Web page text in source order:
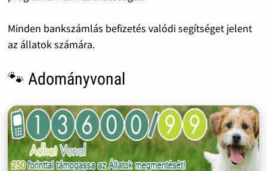
Minden bankszámlás befizetés valódi segítséget jelent
az állatok számára.
🐾 Adományvonal